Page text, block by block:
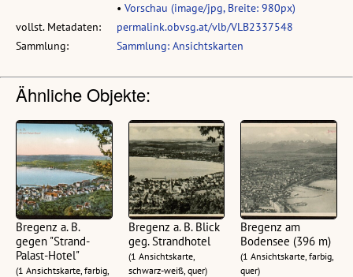
• Vorschau (image/jpg, Breite: 980px)
vollst. Metadaten:
permalink.obvsg.at/vlb/VLB2337548
Sammlung:
Sammlung: Ansichtskarten
Ähnliche Objekte:
Bregenz a. B.
gegen "Strand-
Palast-Hotel"
(1 Ansichtskarte, farbig,
Bregenz a. B. Blick
geg. Strandhotel
(1 Ansichtskarte,
schwarz-weiß, quer)
Bregenz am
Bodensee (396 m)
(1 Ansichtskarte, farbig,
quer)